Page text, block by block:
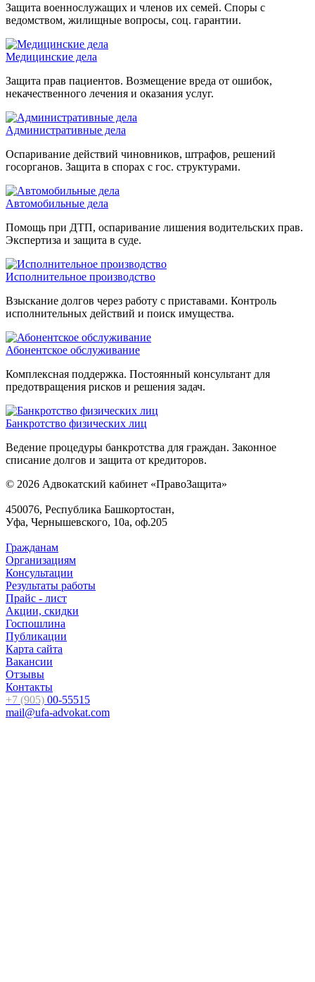
Защита военнослужащих и членов их семей. Споры с
ведомством, жилищные вопросы, соц. гарантии.
Медицинские дела
Защита прав пациентов. Возмещение вреда от ошибок,
некачественного лечения и оказания услуг.
Административные дела
Оспаривание действий чиновников, штрафов, решений
госорганов. Защита в спорах с гос. структурами.
Автомобильные дела
Помощь при ДТП, оспаривание лишения водительских прав.
Экспертиза и защита в суде.
Исполнительное производство
Взыскание долгов через работу с приставами. Контроль
исполнительных действий и поиск имущества.
Абонентское обслуживание
Комплексная поддержка. Постоянный консультант для
предотвращения рисков и решения задач.
Банкротство физических лиц
Ведение процедуры банкротства для граждан. Законное
списание долгов и защита от кредиторов.
© 2026 Адвокатский кабинет «ПравоЗащита»
450076, Республика Башкортостан,
Уфа, Чернышевского, 10а, оф.205
Гражданам
Организациям
Консультации
Результаты работы
Прайс - лист
Акции, скидки
Госпошлина
Публикации
Карта сайта
Вакансии
Отзывы
Контакты
+7 (905) 00-55515
mail@ufa-advokat.com